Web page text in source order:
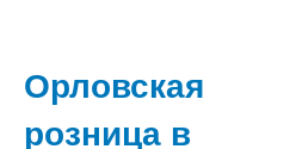
Орловская
розница в